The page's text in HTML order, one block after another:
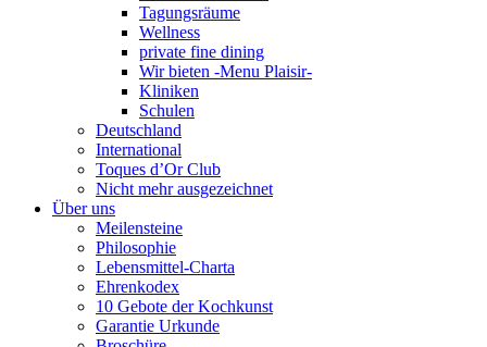
Tagungsräume
Wellness
private fine dining
Wir bieten -Menu Plaisir-
Kliniken
Schulen
Deutschland
International
Toques d’Or Club
Nicht mehr ausgezeichnet
Über uns
Meilensteine
Philosophie
Lebensmittel-Charta
Ehrenkodex
10 Gebote der Kochkunst
Garantie Urkunde